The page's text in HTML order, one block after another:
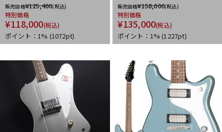
販売価格¥125,400(税込)
特別価格
¥118,000(税込)
ポイント：1% (1072pt)
販売価格¥158,000(税込)
特別価格
¥135,000(税込)
ポイント：1%(1227pt)